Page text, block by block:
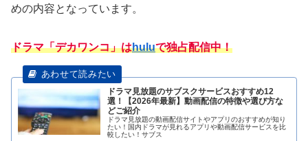
めの内容となっています。
ドラマ「デカワンコ」はhuluで独占配信中！
ドラマ見放題のサブスクサービスおすすめ12
選！【2026年最新】動画配信の特徴や選び方な
どご紹介
ドラマ見放題の動画配信サイトやアプリのおすすめが知り
たい！国内ドラマが見れるアプリや動画配信サービスを比
較したい！サブス